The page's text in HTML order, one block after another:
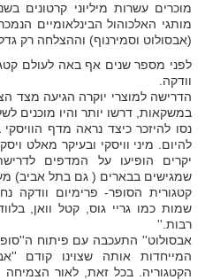
מוכרים עשרות מיליוני קרטונים
מותגי האלכוהול הבינלאומיים
(אבסולוט וסמירנוף) וההצלחה רק
לפני מספר שנים אף באה לעולם
וודקה.
הדרישה למוצרי יוקרה הגיעה מצד
במשקאות, דרשו יותר והיו מוכנים
להיום. מיני וויסקי ובעיקר מאלט
יקרים הופיעו על המדפים
שמגישים בבארים ( גם בתל אביב)
קטגורית הסופר- פרימיום וודקה
שמות כמו גריי גוס, קטל וואן,
רבות.''
אבסולוט'' התעכבה עם פיתוח
המייחדות אותה שצוינו קודם